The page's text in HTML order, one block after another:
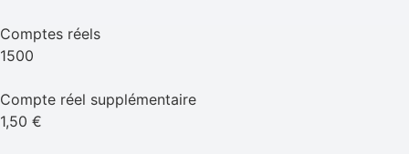
Comptes réels
1500
Compte réel supplémentaire
1,50 €